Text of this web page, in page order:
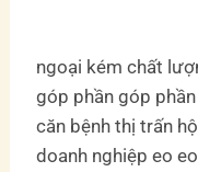
ngoại kém chất
góp phần góp
căn bệnh thị trấn
doanh nghiệp eo